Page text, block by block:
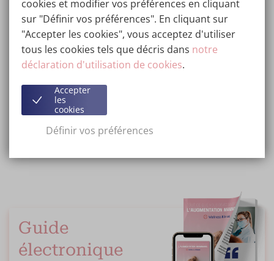
pour faire en sorte que votre apparence reste telle
que vous la souhaitez le plus longtemps possible.
Ainsi, à la Wellness Kliniek, nous voulons être à vos
côtés pour que vous puissiez profiter de votre
nouvelle version de vous-même sans complications
Réservez en ligne
Guide
électronique
cookies et modifier vos préférences en cliquant
sur "Définir vos préférences". En cliquant sur
"Accepter les cookies", vous acceptez d'utiliser
tous les cookies tels que décris dans notre
déclaration d'utilisation de cookies.
Accepter
les
cookies
Définir vos préférences